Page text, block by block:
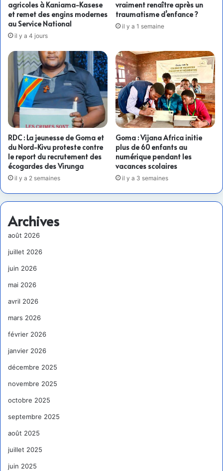
agricoles à Kaniama-Kasese
et remet des engins modernes
au Service National
il y a 4 jours
vraiment renaître après un
traumatisme d’enfance ?
il y a 1 semaine
RDC : La jeunesse de Goma et
du Nord-Kivu proteste contre
le report du recrutement des
écogardes des Virunga
il y a 2 semaines
Goma : Vijana Africa initie
plus de 60 enfants au
numérique pendant les
vacances scolaires
il y a 3 semaines
Archives
août 2026
juillet 2026
juin 2026
mai 2026
avril 2026
mars 2026
février 2026
janvier 2026
décembre 2025
novembre 2025
octobre 2025
septembre 2025
août 2025
juillet 2025
juin 2025